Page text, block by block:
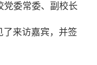
党委常委、副校长
了来访嘉宾，并签